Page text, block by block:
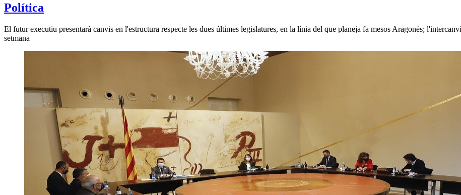
Política
El futur executiu presentarà canvis en l'estructura respecte les dues últimes legislatures, en la línia del que planeja fa mesos Aragonès;
setmana